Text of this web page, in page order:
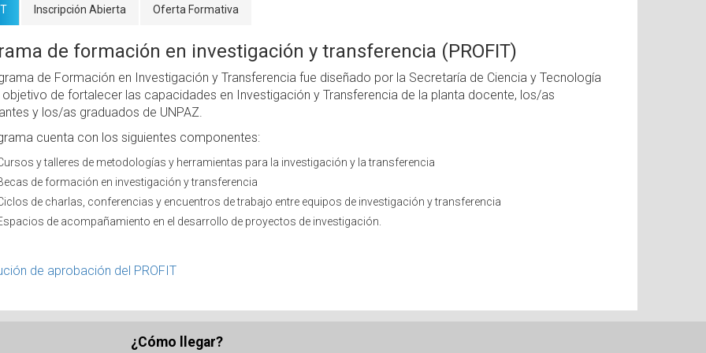
Inscripción Abierta Oferta Formativa
de formación en investigación y transferencia (PROFIT)
de Formación en Investigación y Transferencia fue diseñado por la Secretaría de Ciencia y Tecnología
de fortalecer las capacidades en Investigación y Transferencia de la planta docente, los/as
y los/as graduados de UNPAZ.
cuenta con los siguientes componentes:
y talleres de metodologías y herramientas para la investigación y la transferencia
de formación en investigación y transferencia
de charlas, conferencias y encuentros de trabajo entre equipos de investigación y transferencia
de acompañamiento en el desarrollo de proyectos de investigación.
de aprobación del PROFIT
¿Cómo llegar?